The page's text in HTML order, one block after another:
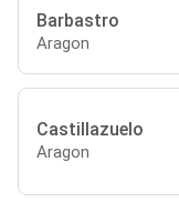
Barbastro
Aragon
Castillazuelo
Aragon